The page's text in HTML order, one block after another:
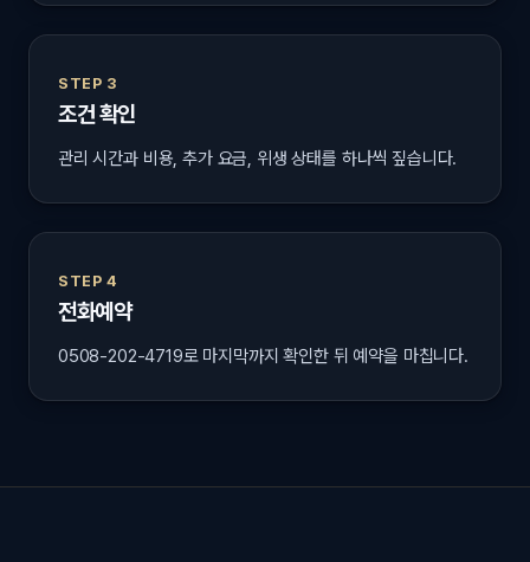
STEP 3
조건 확인
관리 시간과 비용, 추가 요금, 위생 상태를 하나씩 짚습니다.
STEP 4
전화예약
0508-202-4719로 마지막까지 확인한 뒤 예약을 마칩니다.